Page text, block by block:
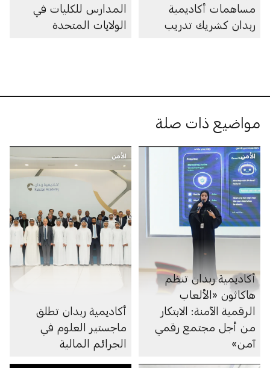
مساهمات أكاديمية
ربدان كشريك تدريب
المدارس للكليات في
الولايات المتحدة
مواضيع ذات صلة
الأمن
أكاديمية ربدان تنظم
هاكاثون «الألعاب
الرقمية الآمنة: الابتكار
من أجل مجتمع رقمي
آمن»
الأمن
أكاديمية ربدان تطلق
ماجستير العلوم في
الجرائم المالية